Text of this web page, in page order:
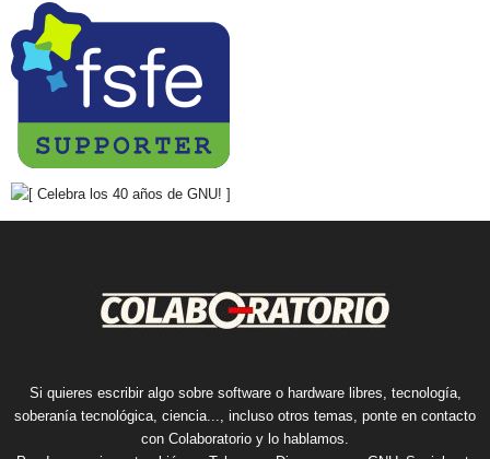
Si quieres escribir algo sobre software o hardware libres, tecnología,
soberanía tecnológica, ciencia..., incluso otros temas, ponte en contacto
con Colaboratorio y lo hablamos.